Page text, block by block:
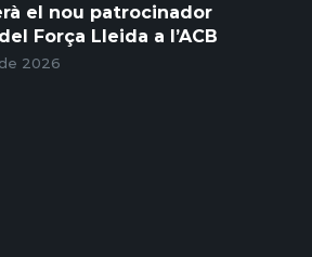
el nou patrocinador
Força Lleida a l’ACB
2026